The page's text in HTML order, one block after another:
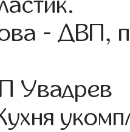
- ДВП,
Увадрев